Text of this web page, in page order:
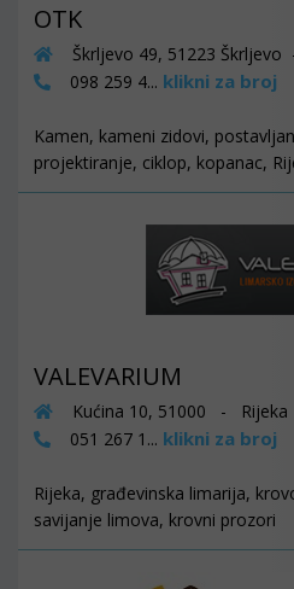
OTK
Škrljevo 49, 51223
098 259 4... klikni za broj
Kamen, kameni zidovi,
projektiranje, ciklop, kopanac,
VALEVARIUM
Kućina 10, 51000 - Rijeka
051 267 1... klikni za broj
Rijeka, građevinska limarija,
savijanje limova, krovni prozori